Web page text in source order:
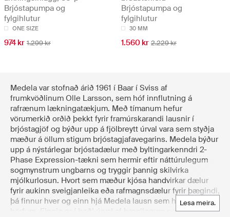
Brjóstapumpa og
fylgihlutur
ONE SIZE
974 kr 1.299 kr
Brjóstapumpa og
fylgihlutur
30 MM
1.560 kr 2.229 kr
lesa meira.
Medela var stofnað árið 1961 í Baar í Sviss af
frumkvöðlinum Olle Larsson, sem hóf innflutning á
rafrænum lækningatækjum. Með tímanum hefur
vörumerkið orðið þekkt fyrir framúrskarandi lausnir í
brjóstagjöf og býður upp á fjölbreytt úrval vara sem styðja
mæður á öllum stigum brjóstagjafavegarins. Medela býður
upp á nýstárlegar brjóstadælur með byltingarkenndri 2-
Phase Expression-tækni sem hermir eftir náttúrulegum
sogmynstrum ungbarns og tryggir þannig skilvirka
mjólkurlosun. Hvort sem mæður kjósa handvirkar dælur
fyrir aukinn sveigjanleika eða rafmagnsdælur fyrir þægindi,
þá finnur hver og einn hjá Medela lausn sem hentar þeirra
þörfum. Einnig er í boði úrval af þægilegum og hagnýtum